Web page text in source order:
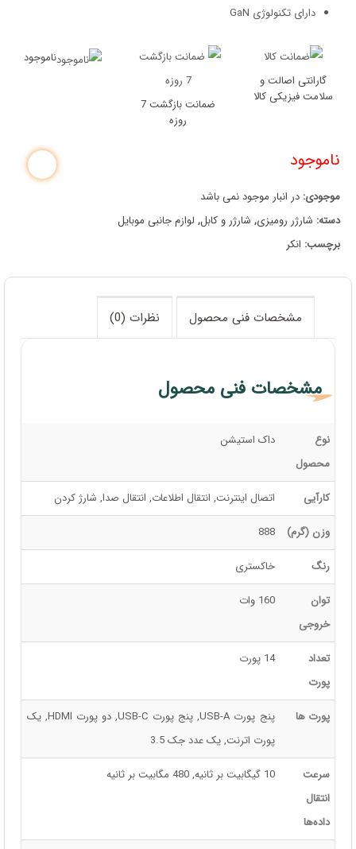
دارای تکنولوژی GaN
گارانتی اصالت و
سلامت فیزیکی کالا
ضمانت بازگشت 7
روزه
ناموجود
ناموجود
موجودی: در انبار موجود نمی باشد
دسته: شارژر رومیزی, شارژر و کابل, لوازم جانبی موبایل
برچسب: انکر
مشخصات فنی محصول نظرات (0)
مشخصات فنی محصول
نوع
محصول
داک استیشن
کارآیی اتصال اینترنت, انتقال اطلاعات, انتقال صدا, شارژ کردن
وزن (گرم) 888
رنگ
توان
خروجی
160 وات
تعداد
14 پورت
پورت ها
سرعت
10 گیگابیت بر ثانیه, 480 مگابیت بر ثانیه